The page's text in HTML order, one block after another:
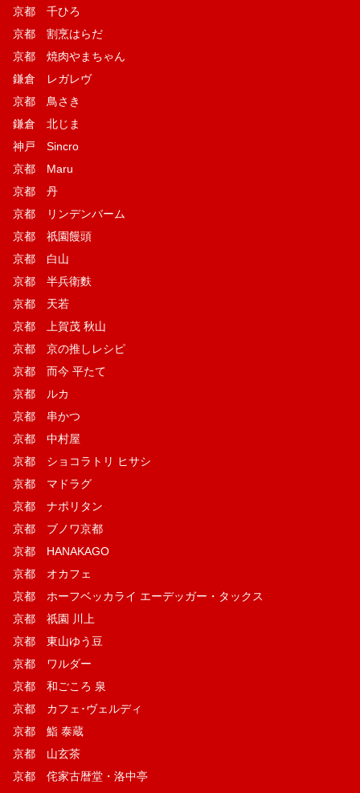
京都 千ひろ
京都 割烹はらだ
京都 焼肉やまちゃん
鎌倉 レガレヴ
京都 鳥さき
鎌倉 北じま
神戸 Sincro
京都 Maru
京都 丹
京都 リンデンバーム
京都 祇園饅頭
京都 白山
京都 半兵衛麩
京都 天若
京都 上賀茂 秋山
京都 京の推しレシピ
京都 而今 平たて
京都 ルカ
京都 串かつ
京都 中村屋
京都 ショコラトリ ヒサシ
京都 マドラグ
京都 ナポリタン
京都 ブノワ京都
京都 HANAKAGO
京都 オカフェ
京都 ホーフベッカライ エーデッガー・タックス
京都 祇園 川上
京都 東山ゆう豆
京都 ワルダー
京都 和ごころ 泉
京都 カフェ･ヴェルディ
京都 鮨 泰蔵
京都 山玄茶
京都 侘家古暦堂・洛中亭